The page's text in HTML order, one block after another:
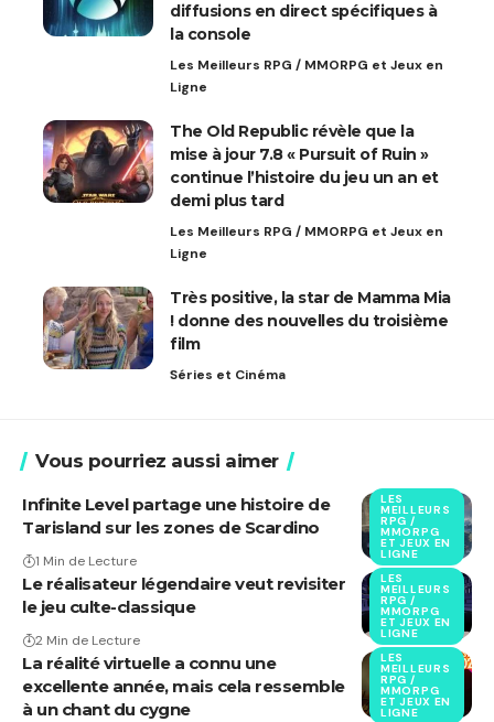
diffusions en direct spécifiques à
la console
Les Meilleurs RPG / MMORPG et Jeux en
Ligne
The Old Republic révèle que la
mise à jour 7.8 « Pursuit of Ruin »
continue l’histoire du jeu un an et
demi plus tard
Les Meilleurs RPG / MMORPG et Jeux en
Ligne
Très positive, la star de Mamma Mia
! donne des nouvelles du troisième
film
Séries et Cinéma
Vous pourriez aussi aimer
LES
MEILLEURS
RPG /
MMORPG
ET JEUX EN
LIGNE
Infinite Level partage une histoire de
Tarisland sur les zones de Scardino
1 Min de Lecture
LES
MEILLEURS
RPG /
MMORPG
ET JEUX EN
LIGNE
Le réalisateur légendaire veut revisiter
le jeu culte-classique
2 Min de Lecture
LES
MEILLEURS
RPG /
MMORPG
ET JEUX EN
LIGNE
La réalité virtuelle a connu une
excellente année, mais cela ressemble
à un chant du cygne